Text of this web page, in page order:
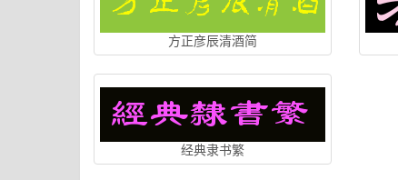
方正彦辰清酒简
经典隶书繁